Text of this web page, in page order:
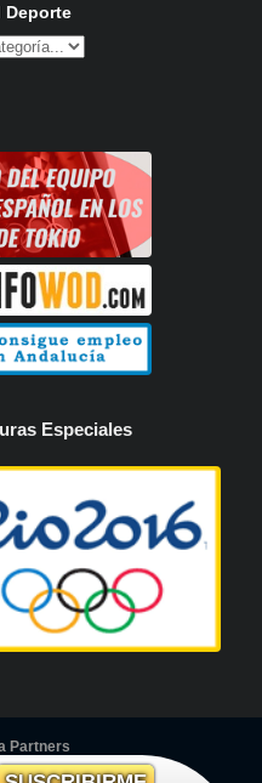
Deporte
Especiales
Partners
Política de Cookies